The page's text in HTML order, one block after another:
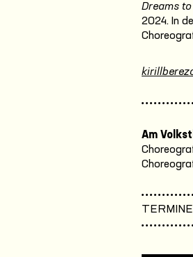
Dreams
2024. In
Am
TERMINE